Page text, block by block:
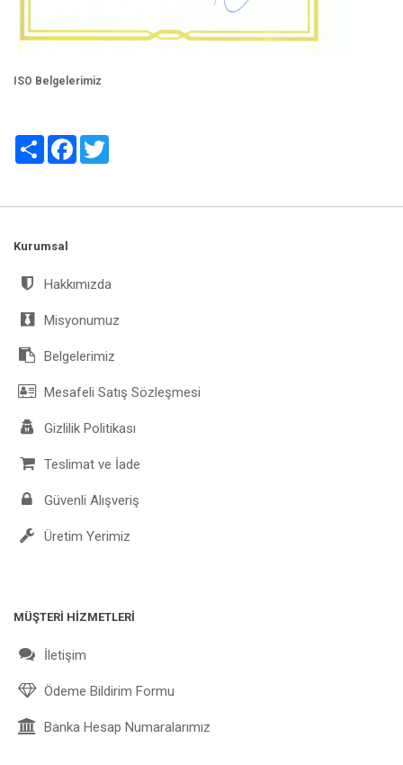
ISO Belgelerimiz
PaylaşFacebook
Kurumsal
Hakkımızda
Misyonumuz
Belgelerimiz
Mesafeli Satış Sözleşmesi
Gizlilik Politikası
Teslimat ve İade
Güvenli Alışveriş
Üretim Yerimiz
MÜŞTERİ HİZMETLERİ
İletişim
Ödeme Bildirim Formu
Banka Hesap Numaralarımız